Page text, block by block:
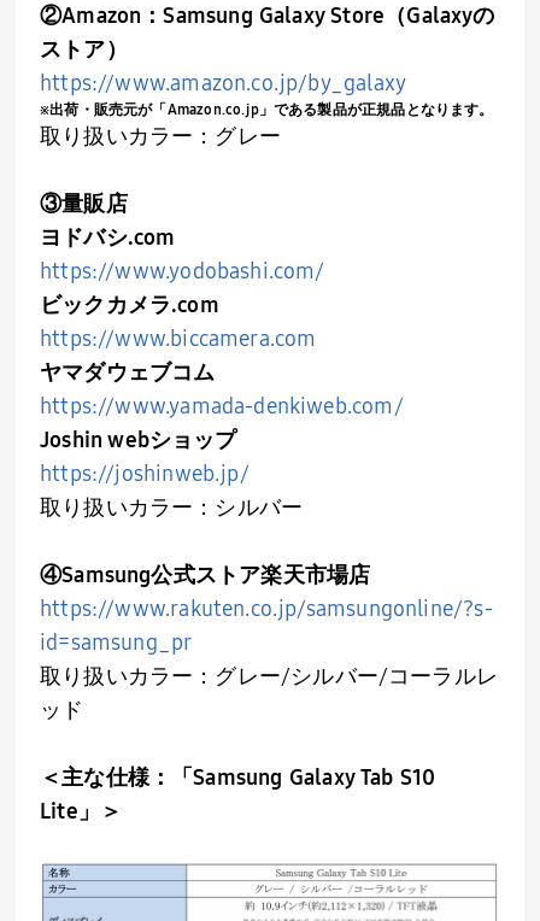
②Amazon：Samsung Galaxy Store（Galaxyの
ストア）
https://www.amazon.co.jp/by_galaxy
※出荷・販売元が「Amazon.co.jp」である製品が正規品となります。
取り扱いカラー：グレー
③量販店
ヨドバシ.com
https://www.yodobashi.com/
ビックカメラ.com
https://www.biccamera.com
ヤマダウェブコム
https://www.yamada-denkiweb.com/
Joshin webショップ
https://joshinweb.jp/
取り扱いカラー：シルバー
④Samsung公式ストア楽天市場店
https://www.rakuten.co.jp/samsungonline/?s-
id=samsung_pr
取り扱いカラー：グレー/シルバー/コーラルレ
ッド
＜主な仕様：「Samsung Galaxy Tab S10
Lite」＞